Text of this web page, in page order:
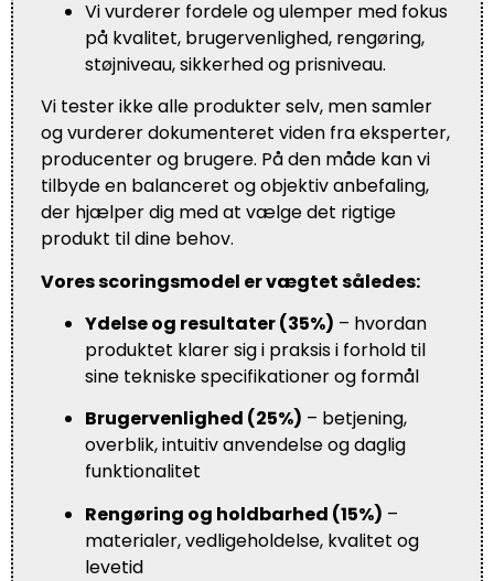
Vi vurderer fordele og ulemper med fokus
på kvalitet, brugervenlighed, rengøring,
støjniveau, sikkerhed og prisniveau.
Vi tester ikke alle produkter selv, men samler
og vurderer dokumenteret viden fra eksperter,
producenter og brugere. På den måde kan vi
tilbyde en balanceret og objektiv anbefaling,
der hjælper dig med at vælge det rigtige
produkt til dine behov.
Vores scoringsmodel er vægtet således:
Ydelse og resultater (35%) – hvordan
produktet klarer sig i praksis i forhold til
sine tekniske specifikationer og formål
Brugervenlighed (25%) – betjening,
overblik, intuitiv anvendelse og daglig
funktionalitet
Rengøring og holdbarhed (15%) –
materialer, vedligeholdelse, kvalitet og
levetid